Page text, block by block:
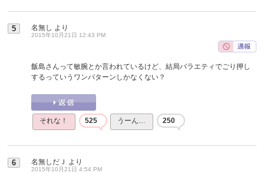
5 名無し より
2015年10月21日 12:43 PM
飯島さんって敏腕とか言われているけど、結局バラエティでごり押し
するっていうワンパターンしかなくない？
それな！ 525 うーん… 250
6 名無しだＪ より
2015年10月21日 4:54 PM